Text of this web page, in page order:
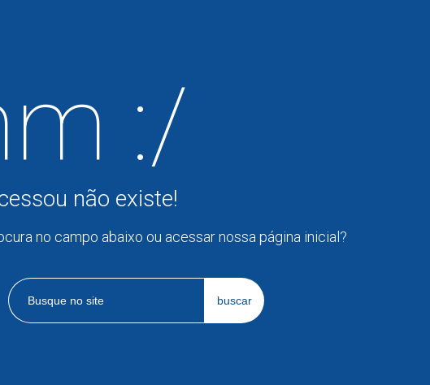
:/
não existe!
no campo abaixo ou acessar nossa página inicial?